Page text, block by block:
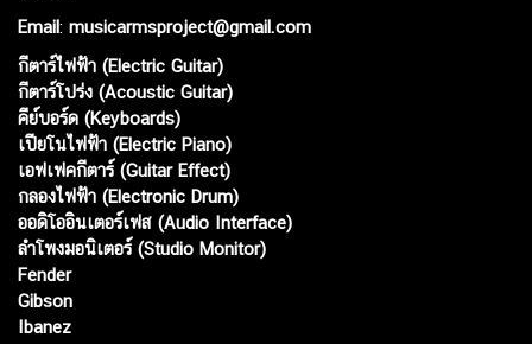
Email: musicarmsproject@gmail.com
กีตาร์ไฟฟ้า (Electric Guitar)
กีตาร์โปร่ง (Acoustic Guitar)
คีย์บอร์ด (Keyboards)
เปียโนไฟฟ้า (Electric Piano)
เอฟเฟคกีตาร์ (Guitar Effect)
กลองไฟฟ้า (Electronic Drum)
ออดิโออินเตอร์เฟส (Audio Interface)
ลำโพงมอนิเตอร์ (Studio Monitor)
Fender
Gibson
Ibanez